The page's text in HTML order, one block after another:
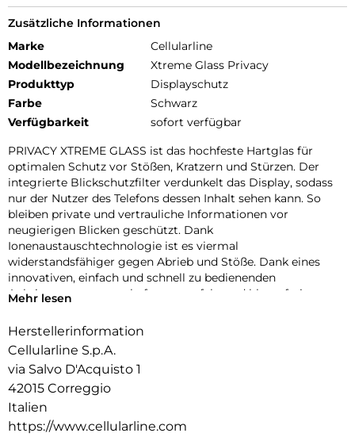
Zusätzliche Informationen
Marke
Cellularline
Modellbezeichnung
Xtreme Glass Privacy
Produkttyp
Displayschutz
Farbe
Schwarz
Verfügbarkeit
sofort verfügbar
PRIVACY XTREME GLASS ist das hochfeste Hartglas für
optimalen Schutz vor Stößen, Kratzern und Stürzen. Der
integrierte Blickschutzfilter verdunkelt das Display, sodass
nur der Nutzer des Telefons dessen Inhalt sehen kann. So
bleiben private und vertrauliche Informationen vor
neugierigen Blicken geschützt. Dank
Ionenaustauschtechnologie ist es viermal
widerstandsfähiger gegen Abrieb und Stöße. Dank eines
innovativen, einfach und schnell zu bedienenden
Anbringungssystems haftet es perfekt und blasenfrei.
Mehr lesen
Herstellerinformation
Cellularline S.p.A.
via Salvo D'Acquisto 1
42015 Correggio
Italien
https://www.cellularline.com